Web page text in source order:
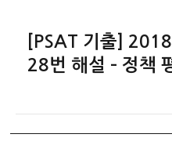
[PSAT 기출]
28번 해설 – 정책